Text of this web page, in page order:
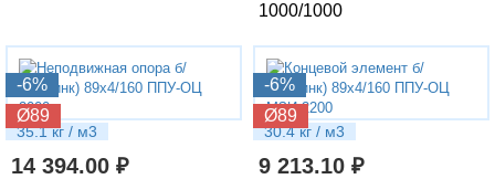
1000/1000
-6%
Ø89
35.1 кг / м3
14 394.00 ₽
-6%
Ø89
30.4 кг / м3
9 213.10 ₽